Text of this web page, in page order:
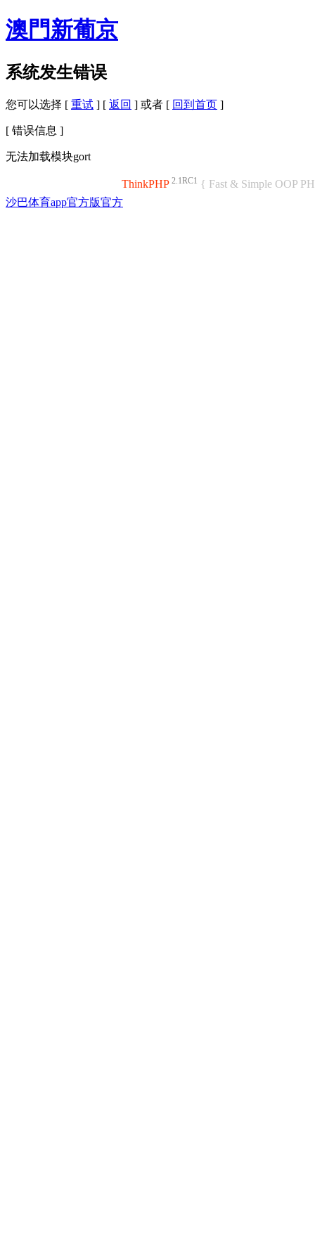
澳門新葡京
系统发生错误
您可以选择 [ 重试 ] [ 返回 ] 或者 [ 回到首页 ]
[ 错误信息 ]
无法加载模块gort
ThinkPHP 2.1RC1 { Fast & Simple OOP
沙巴体育app官方版官方